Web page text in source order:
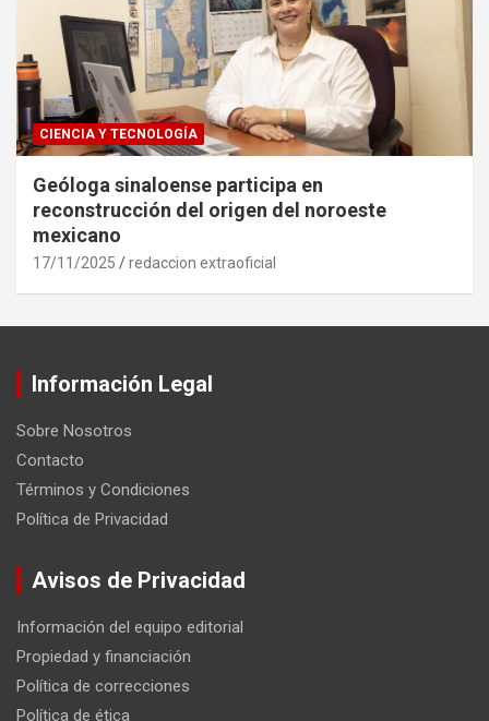
CIENCIA Y TECNOLOGÍA
Geóloga sinaloense participa en
reconstrucción del origen del noroeste
mexicano
17/11/2025 redaccion extraoficial
Información Legal
Sobre Nosotros
Contacto
Términos y Condiciones
Política de Privacidad
Avisos de Privacidad
Información del equipo editorial
Propiedad y financiación
Política de correcciones
Política de ética